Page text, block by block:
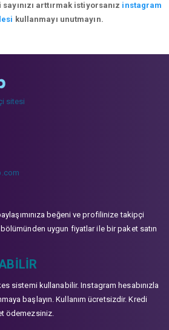
arttırmak istiyorsanız instagram
kullanmayı unutmayın.
sitesi
beğeni ve profilinize takipçi
uygun fiyatlar ile bir paket satın
sistemi kullanabilir. Instagram hesabınızla
başlayın. Kullanım ücretsizdir. Kredi
ödemezsiniz.